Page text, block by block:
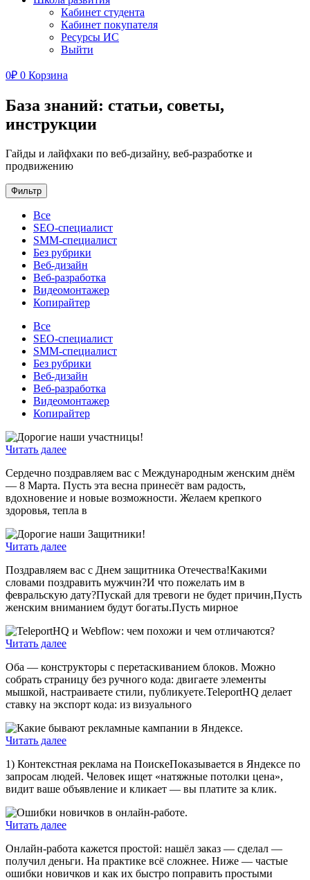
Кабинет студента
Кабинет покупателя
Ресурсы ИС
Выйти
0₽ 0 Корзина
База знаний: статьи, советы,
инструкции
Гайды и лайфхаки по веб-дизайну, веб-разработке и
продвижению
Фильтр
Все
SEO-специалист
SMM-специалист
Без рубрики
Веб-дизайн
Веб-разработка
Видеомонтажер
Копирайтер
Все
SEO-специалист
SMM-специалист
Без рубрики
Веб-дизайн
Веб-разработка
Видеомонтажер
Копирайтер
Читать далее
Сердечно поздравляем вас с Международным женским днём
— 8 Марта. Пусть эта весна принесёт вам радость,
вдохновение и новые возможности. Желаем крепкого
здоровья, тепла в
Читать далее
Поздравляем вас с Днем защитника Отечества!Какими
словами поздравить мужчин?И что пожелать им в
февральскую дату?Пускай для тревоги не будет причин,Пусть
женским вниманием будут богаты.Пусть мирное
Читать далее
Оба — конструкторы с перетаскиванием блоков. Можно
собрать страницу без ручного кода: двигаете элементы
мышкой, настраиваете стили, публикуете.TeleportHQ делает
ставку на экспорт кода: из визуального
Читать далее
1) Контекстная реклама на ПоискеПоказывается в Яндексе по
запросам людей. Человек ищет «натяжные потолки цена»,
видит ваше объявление и кликает — вы платите за клик.
Читать далее
Онлайн-работа кажется простой: нашёл заказ — сделал —
получил деньги. На практике всё сложнее. Ниже — частые
ошибки новичков и как их быстро поправить простыми